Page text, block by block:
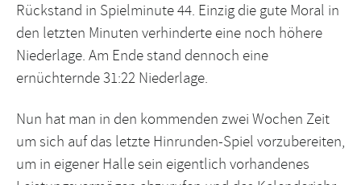
Rückstand in Spielminute 44. Einzig die gute Moral in
den letzten Minuten verhinderte eine noch höhere
Niederlage. Am Ende stand dennoch eine
ernüchternde 31:22 Niederlage.
Nun hat man in den kommenden zwei Wochen Zeit
um sich auf das letzte Hinrunden-Spiel vorzubereiten,
um in eigener Halle sein eigentlich vorhandenes